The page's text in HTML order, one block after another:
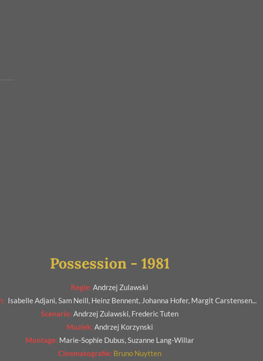
Possession - 1981
Regie: Andrzej Zulawski
Isabelle Adjani, Sam Neill, Heinz Bennent, Johanna Hofer, Margit Carstensen...
Scenario: Andrzej Zulawski, Frederic Tuten
Muziek: Andrzej Korzynski
Montage: Marie-Sophie Dubus, Suzanne Lang-Willar
Cinematografie: Bruno Nuytten